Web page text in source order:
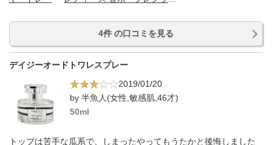
4件 の口コミを見る
デイジーオードトワレスプレー
2019/01/20
by 半魚人(女性,敏感肌,46才)
50ml
トップは苦手な瓜系で、しまったやってもうたかと後悔しました